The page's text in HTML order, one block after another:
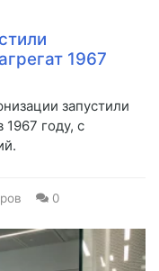
1967
запустили
1967 году, с
0